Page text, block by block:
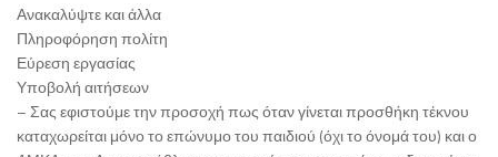
Ανακαλύψτε και άλλα
Πληροφόρηση πολίτη
Εύρεση εργασίας
Υποβολή αιτήσεων
– Σας εφιστούμε την προσοχή πως όταν γίνεται προσθήκη τέκνου
καταχωρείται μόνο το επώνυμο του παιδιού (όχι το όνομά του) και ο